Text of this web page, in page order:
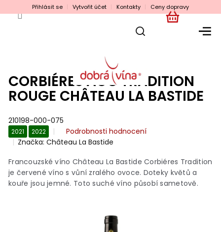
na
Přihlásit se Vytvořit účet Kontakty Ceny dopravy
NÁKUPNÍ
CORBIÉRES AOC TRADITION
ROUGE CHÂTEAU LA BASTIDE
210198-000-075
2021 2022
Průměrné
hodnocení
je
z
5
Podrobnosti hodnocení
Značka:Château La Bastide
Francouzské víno Château La Bastide Corbiéres Tradition
je červené víno s vůní zralého ovoce. Doteky květů a
kouře jsou jemné. Toto suché víno působí sametově.